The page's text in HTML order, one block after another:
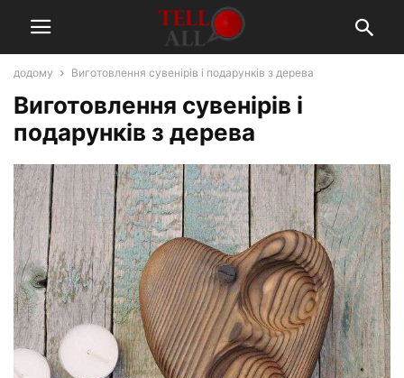
додому Виготовлення сувенірів і подарунків з дерева
Виготовлення сувенірів і
подарунків з дерева